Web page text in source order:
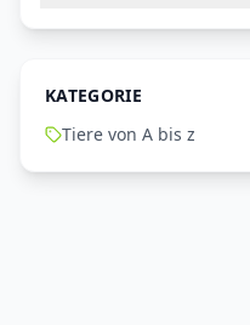
KATEGORIE
Tiere von A bis z